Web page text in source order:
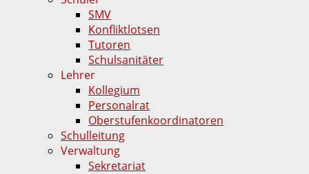
SMV
Konfliktlotsen
Tutoren
Schulsanitäter
Lehrer
Kollegium
Personalrat
Oberstufenkoordinatoren
Schulleitung
Verwaltung
Sekretariat